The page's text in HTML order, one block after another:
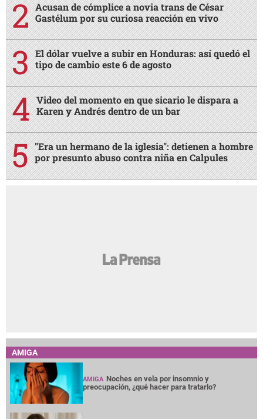
Acusan de cómplice a novia trans de César
Gastélum por su curiosa reacción en vivo
El dólar vuelve a subir en Honduras: así quedó el
tipo de cambio este 6 de agosto
Video del momento en que sicario le dispara a
Karen y Andrés dentro de un bar
"Era un hermano de la iglesia": detienen a hombre
por presunto abuso contra niña en Calpules
AMIGA
AMIGA Noches en vela por insomnio y
preocupación, ¿qué hacer para tratarlo?